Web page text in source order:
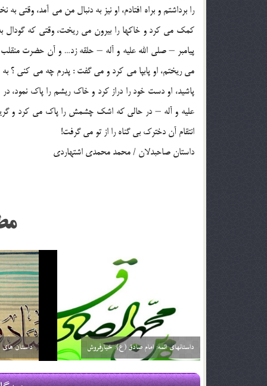
را برداشتم و براه افتادم، او نيز به دنبال من مي آمد، وقتي
كمك مي كرد و خاكها را بيرون مي ريخت، وقتي كه گودال
پيامبر – صلي الله عليه و آله – حلقه زد… و آن حضرت
مي ريختم، او پابپا مي كرد و مي گفت : پدرم چه مي كني ؟ به
پاشيد، او دست خود را دراز كرد و خاك ريشم را پاك
عليه و آله – در حالي كه اشك چشمش را پاك مي كرد و
انتقام آن دخترك بي گناه را از تو مي گرفت!
داستان صاحبدلان / محمد محمدي اشتهاردي
داستانهای ائمه: امام صادق (ع): خیارفروش
29 اسفند 03
داستان های
29 اسفند 03